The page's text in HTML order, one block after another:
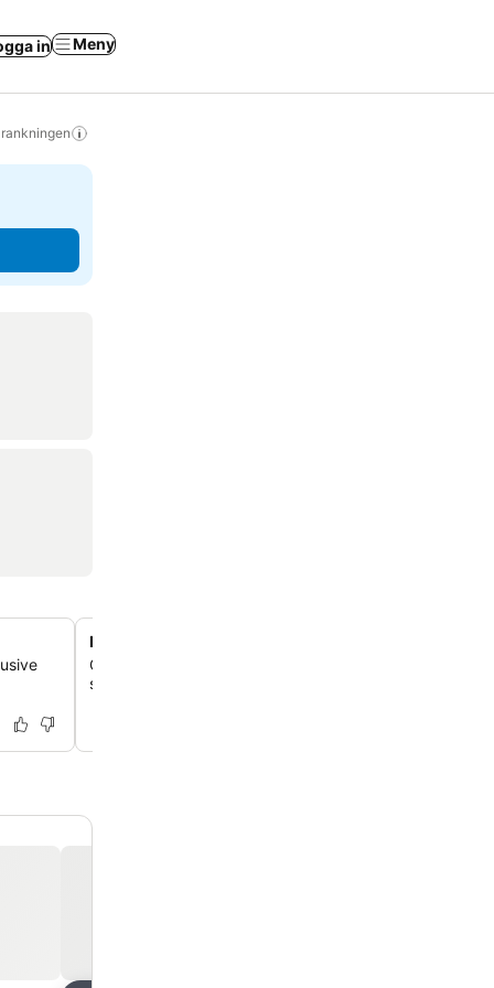
in Meny
Direkta Etna-utflykter från gården
Ge dig ut på dagliga organiserade turer till Etna med
som bekvämt avgår direkt från gårdsboendet.